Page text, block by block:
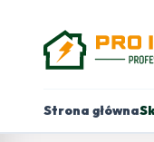
Strona główna